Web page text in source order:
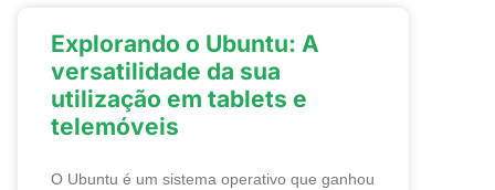
Explorando o Ubuntu: A
versatilidade da sua
utilização em tablets e
telemóveis
O Ubuntu é um sistema operativo que ganhou